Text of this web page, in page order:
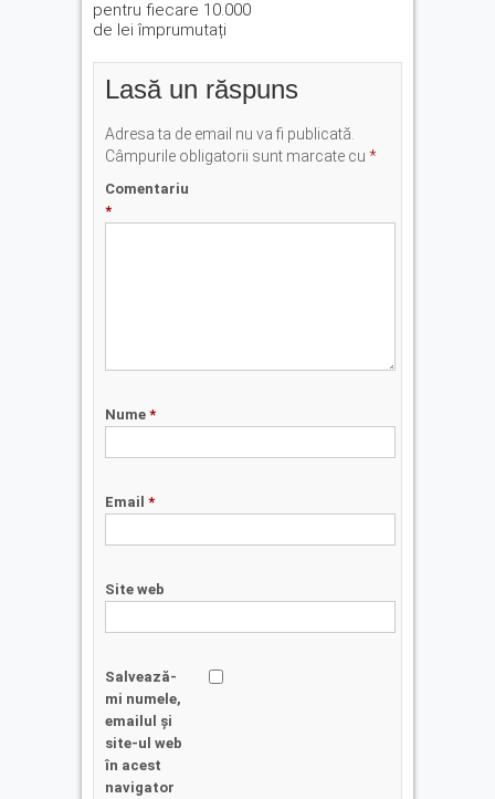
pentru fiecare 10.000
de lei împrumutați
Lasă un răspuns
Adresa ta de email nu va fi publicată.
Câmpurile obligatorii sunt marcate cu *
Comentariu
*
Nume *
Email *
Site web
Salvează-
mi numele,
emailul și
site-ul web
în acest
navigator